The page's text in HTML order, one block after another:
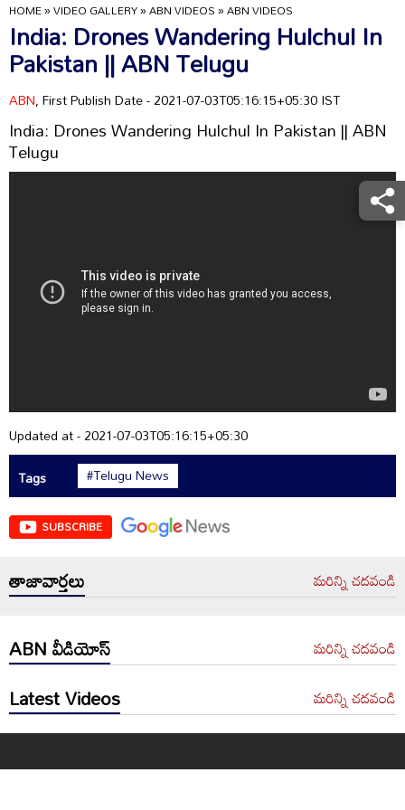
HOME»VIDEO GALLERY»ABN VIDEOS»ABN VIDEOS
India: Drones Wandering Hulchul In
Pakistan || ABN Telugu
ABN, First Publish Date - 2021-07-03T05:16:15+05:30 IST
India: Drones Wandering Hulchul In Pakistan || ABN
Telugu
Updated at - 2021-07-03T05:16:15+05:30
Tags
#Telugu News
SUBSCRIBE
తాజావార్తలు మరిన్ని చదవండి
ABN వీడియోస్ మరిన్ని చదవండి
Latest Videos మరిన్ని చదవండి